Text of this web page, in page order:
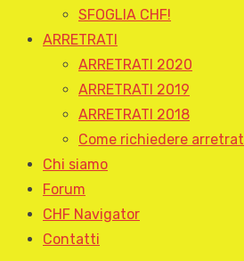
SFOGLIA CHF!
ARRETRATI
ARRETRATI 2020
ARRETRATI 2019
ARRETRATI 2018
Come richiedere
Chi siamo
Forum
CHF Navigator
Contatti